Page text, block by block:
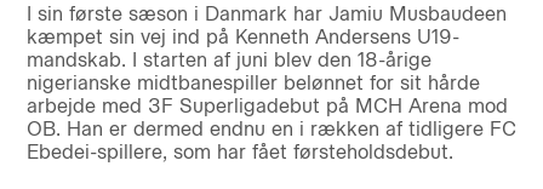
I sin første sæson i Danmark har Jamiu Musbaudeen
kæmpet sin vej ind på Kenneth Andersens U19-
mandskab. I starten af juni blev den 18-årige
nigerianske midtbanespiller belønnet for sit hårde
arbejde med 3F Superligadebut på MCH Arena mod
OB. Han er dermed endnu en i rækken af tidligere FC
Ebedei-spillere, som har fået førsteholdsdebut.